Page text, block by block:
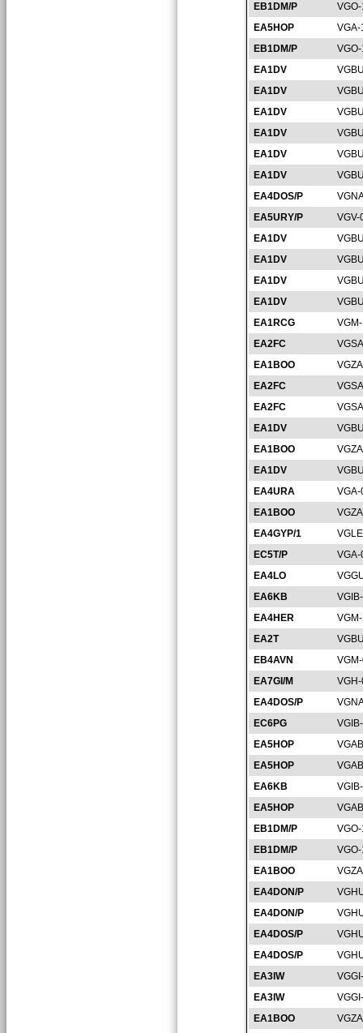
EB1DM/P
EA5HOP
EB1DM/P
EA1DV
EA1DV
EA1DV
EA1DV
EA1DV
EA1DV
EA4DOS/P
EA5URY/P
VGV-
EA1DV
EA1DV
EA1DV
EA1DV
EA1RCG
EA2FC
EA1BOO
EA2FC
EA2FC
EA1DV
EA1BOO
EA1DV
EA4URA
EA1BOO
EA4GYP/1
EC5T/P
EA4LO
EA6KB
EA4HER
EA2T
EB4AVN
EA7GI/M
EA4DOS/P
EC6PG
EA5HOP
EA5HOP
EA6KB
EA5HOP
EB1DM/P
EB1DM/P
EA1BOO
EA4DON/P
EA4DON/P
EA4DOS/P
EA4DOS/P
EA3IW
EA3IW
EA1BOO